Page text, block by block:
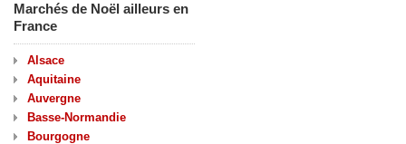
Marchés de Noël ailleurs en
France
Alsace
Aquitaine
Auvergne
Basse-Normandie
Bourgogne